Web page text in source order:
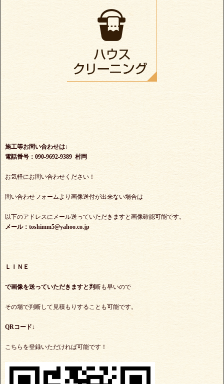
施工等お問い合わせは↓
電話番号：090-9692-9389 村岡
お気軽にお問い合わせください！
問い合わせフォームより画像送付が出来ない場合は
以下のアドレスにメール送っていただきますと画像確認可能です。
メール：toshimm5@yahoo.co.jp
ＬＩＮＥ
で画像を送っていただきますと判 断も早いので
その場で判断して見積もりすることも可能です。
QRコード↓
こちらを登録いただければ可能です！